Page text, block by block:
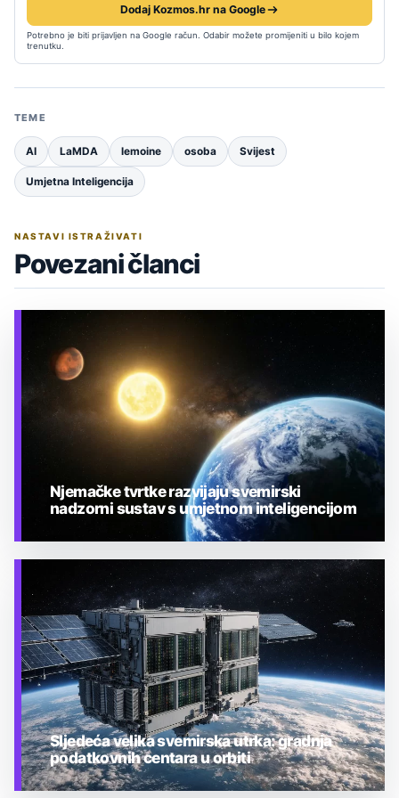
Dodaj Kozmos.hr na Google
Potrebno je biti prijavljen na Google račun. Odabir možete promijeniti u bilo kojem
trenutku.
TEME
AI LaMDA lemoine osoba Svijest
Umjetna Inteligencija
NASTAVI ISTRAŽIVATI
Povezani članci
TEHNOLOGIJA
Njemačke tvrtke razvijaju svemirski
nadzorni sustav s umjetnom inteligencijom
Sljedeća velika svemirska utrka: gradnja
podatkovnih centara u orbiti